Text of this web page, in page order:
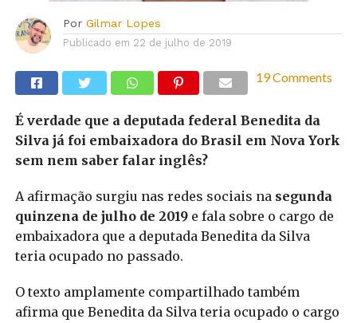
Por Gilmar Lopes
Publicado em 22 de julho de 2019
19 Comments
É verdade que a deputada federal Benedita da
Silva já foi embaixadora do Brasil em Nova York
sem nem saber falar inglês?
A afirmação surgiu nas redes sociais nasegunda
quinzena de julho de 2019e fala sobre o cargo de
embaixadora que a deputada Benedita da Silva
teria ocupado no passado.
O texto amplamente compartilhado também
afirma que Benedita da Silva teria ocupado o cargo